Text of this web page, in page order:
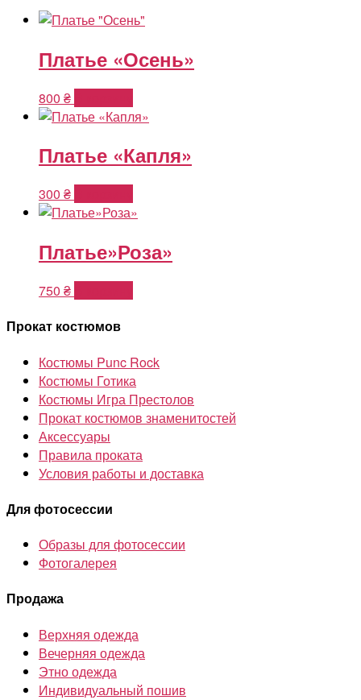
Платье «Осень»
800 ₴
Платье «Капля»
300 ₴
Платье»Роза»
750 ₴
Прокат костюмов
Костюмы Punc Rock
Костюмы Готика
Костюмы Игра Престолов
Прокат костюмов знаменитостей
Аксессуары
Правила проката
Условия работы и доставка
Для фотосессии
Образы для фотосессии
Фотогалерея
Продажа
Верхняя одежда
Вечерняя одежда
Этно одежда
Индивидуальный пошив